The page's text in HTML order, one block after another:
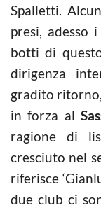
Spalletti.
presi, adesso
botti di
dirigenza
gradito
in forza al
ragione di
cresciuto nel
riferisce
due club ci